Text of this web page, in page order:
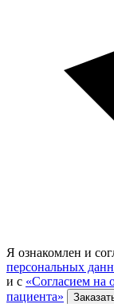
Я ознакомлен и
персональных
и с «Согласием на
пациента»